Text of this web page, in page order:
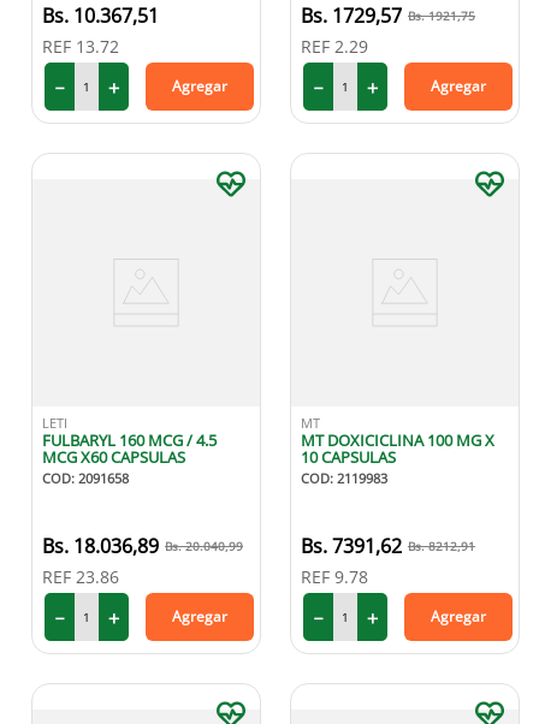
10.367,51
REF 13.72
＋
－ Agregar
1729,57 1921,75
REF 2.29
＋
－ Agregar
LETI
FULBARYL 160 MCG / 4.5
MCG X60 CAPSULAS
COD: 2091658
18.036,89 20.040,99
REF 23.86
＋
－ Agregar
MT
MT DOXICICLINA 100 MG X
10 CAPSULAS
COD: 2119983
7391,62 8212,91
REF 9.78
＋
－ Agregar